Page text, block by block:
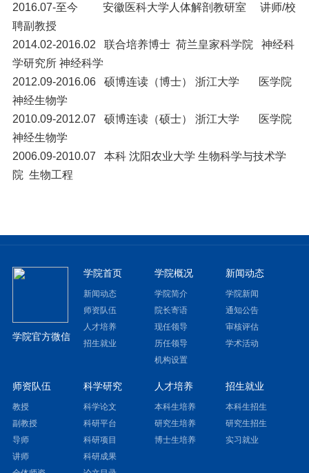
2016.07-至今 安徽医科大学人体解剖教研室 讲师/校
聘副教授
2014.02-2016.02 联合培养博士 荷兰皇家科学院 神经科
学研究所 神经科学
2012.09-2016.06 硕博连读（博士） 浙江大学 医学院
神经生物学
2010.09-2012.07 硕博连读（硕士） 浙江大学 医学院
神经生物学
2006.09-2010.07 本科 沈阳农业大学 生物科学与技术学
院 生物工程
学院官方微信
学院首页
新闻动态
师资队伍
人才培养
招生就业
学院概况
学院简介
院长寄语
现任领导
历任领导
机构设置
新闻动态
学院新闻
通知公告
审核评估
学术活动
师资队伍
教授
副教授
导师
讲师
科学研究
科学论文
科研平台
科研项目
科研成果
人才培养
本科生培养
研究生培养
博士生培养
招生就业
本科生招生
研究生招生
实习就业